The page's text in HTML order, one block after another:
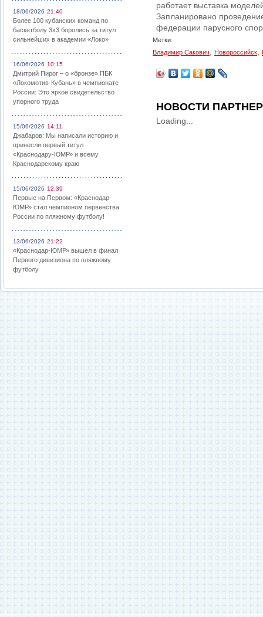
18/06/2026 21:40
Более 100 кубанских команд по
баскетболу 3х3 боролись за титул
сильнейших в академии «Локо»
16/06/2026 10:15
Дмитрий Пирог – о «бронзе» ПБК
«Локомотив-Кубань» в чемпионате
России: Это яркое свидетельство
упорного труда
15/06/2026 14:11
Джабаров: Мы написали историю и
принесли первый титул
«Краснодару-ЮМР» и всему
Краснодарскому краю
15/06/2026 12:39
Первые на Первом: «Краснодар-
ЮМР» стал чемпионом первенства
России по пляжному футболу!
13/06/2026 21:22
«Краснодар-ЮМР» вышел в финал
Первого дивизиона по пляжному
футболу
работает выставка
Запланировано
федерации парусного
Метки:
Владимир Сакович
Новороссийск
НОВОСТИ
Loading...